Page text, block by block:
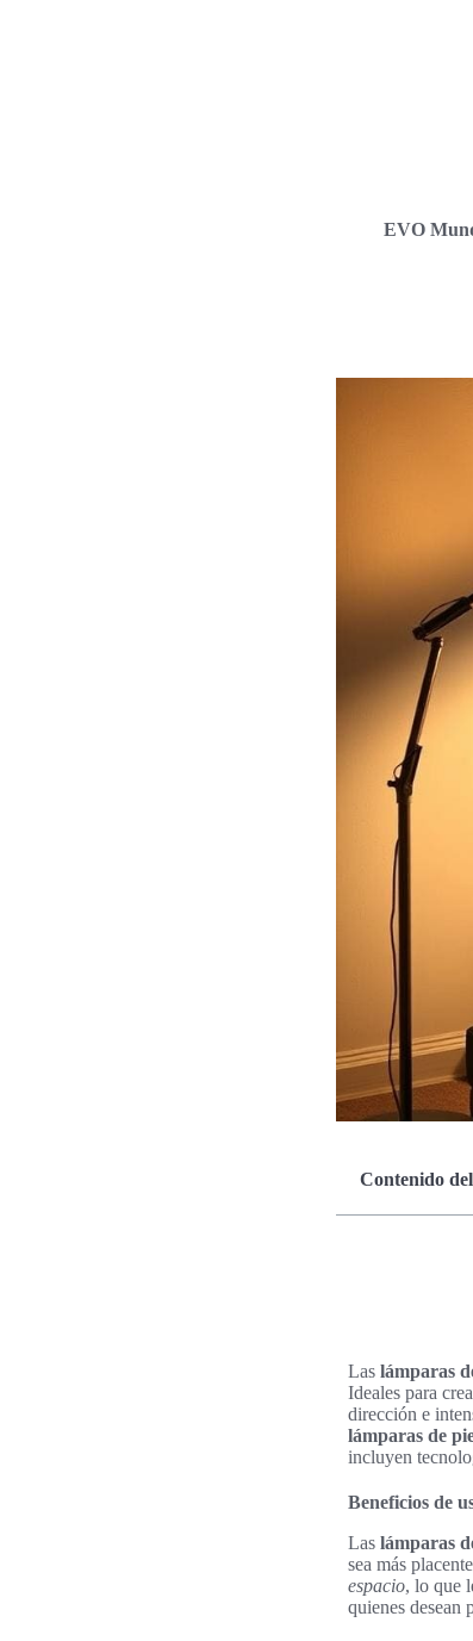
EVO
Contenido
Las lámparas
Ideales para
dirección e
lámparas de
incluyen
Beneficios de
Las lámparas
sea más
espacio, lo que
quienes desean